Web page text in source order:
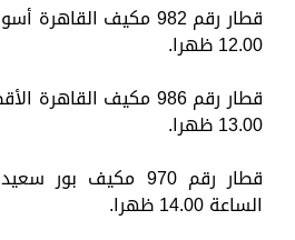
قطار رقم 982 مكيف
12.00 ظهرا.
قطار رقم 986 مكيف
13.00 ظهرا.
قطار رقم 970 مكيف
الساعة 14.00 ظهرا.